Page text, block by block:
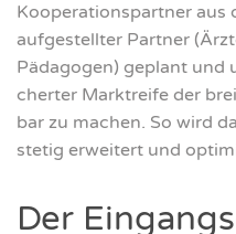
Koope­ra­ti­ons­part­ner aus
auf­ge­stell­ter Part­ner
Päd­ago­gen) geplant und
cher­ter Markt­rei­fe der
bar zu machen. So wird
ste­tig erwei­tert und
Der